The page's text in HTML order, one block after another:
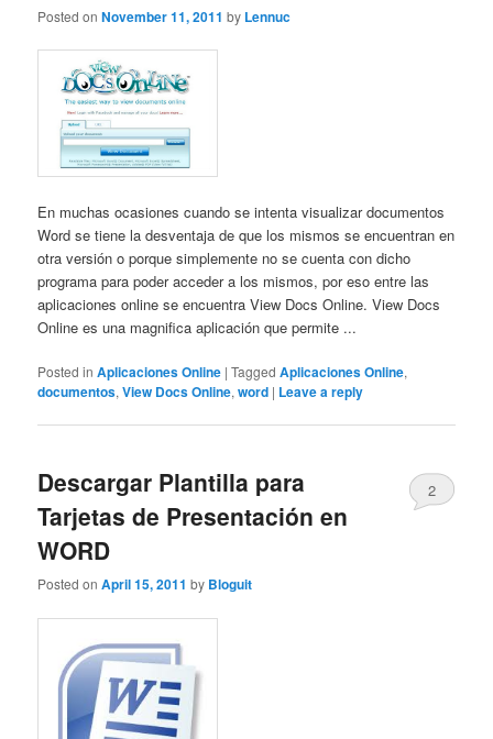
Posted onNovember 11, 2011 by Lennuc
En muchas ocasiones cuando se intenta visualizar documentos
Word se tiene la desventaja de que los mismos se encuentran en
otra versión o porque simplemente no se cuenta con dicho
programa para poder acceder a los mismos, por eso entre las
aplicaciones online se encuentra View Docs Online. View Docs
Online es una magnifica aplicación que permite ...
Posted in Aplicaciones Online |Tagged Aplicaciones Online,
documentos,View Docs Online,word | Leave a reply
Descargar Plantilla para
Tarjetas de Presentación en
WORD
Posted onApril 15, 2011 by Bloguit
2